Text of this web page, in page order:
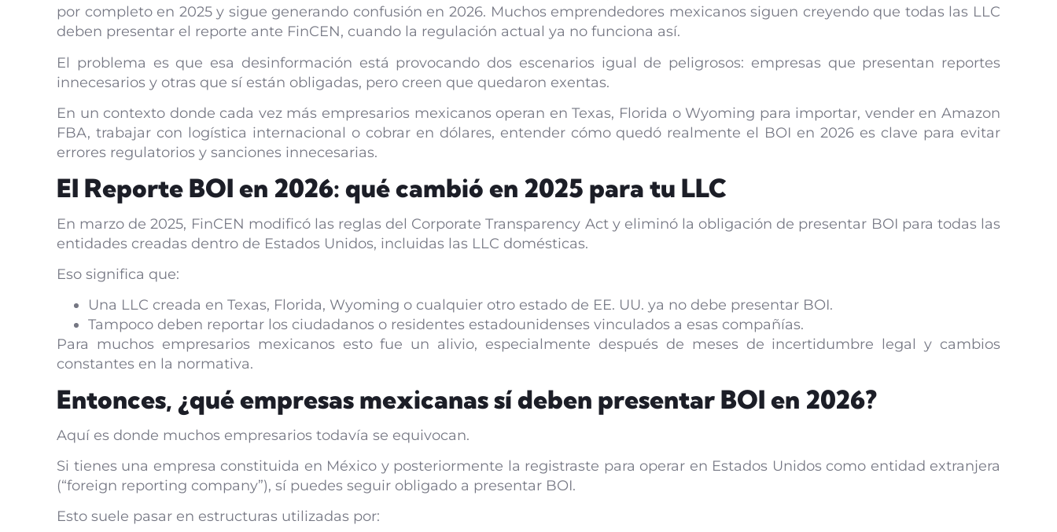
por completo en 2025 y sigue generando confusión en 2026. Muchos emprendedores mexicanos siguen creyendo que todas las LLC
deben presentar el reporte ante FinCEN, cuando la regulación actual ya no funciona así.
El problema es que esa desinformación está provocando dos escenarios igual de peligrosos: empresas que presentan reportes
innecesarios y otras que sí están obligadas, pero creen que quedaron exentas.
En un contexto donde cada vez más empresarios mexicanos operan en Texas, Florida o Wyoming para importar, vender en Amazon
FBA, trabajar con logística internacional o cobrar en dólares, entender cómo quedó realmente el BOI en 2026 es clave para evitar
errores regulatorios y sanciones innecesarias.
El Reporte BOI en 2026: qué cambió en 2025 para tu LLC
En marzo de 2025, FinCEN modificó las reglas del Corporate Transparency Act y eliminó la obligación de presentar BOI para todas las
entidades creadas dentro de Estados Unidos, incluidas las LLC domésticas.
Eso significa que:
Una LLC creada en Texas, Florida, Wyoming o cualquier otro estado de EE. UU. ya no debe presentar BOI.
Tampoco deben reportar los ciudadanos o residentes estadounidenses vinculados a esas compañías.
Para muchos empresarios mexicanos esto fue un alivio, especialmente después de meses de incertidumbre legal y cambios
constantes en la normativa.
Entonces, ¿qué empresas mexicanas sí deben presentar BOI en 2026?
Aquí es donde muchos empresarios todavía se equivocan.
Si tienes una empresa constituida en México y posteriormente la registraste para operar en Estados Unidos como entidad extranjera
(“foreign reporting company”), sí puedes seguir obligado a presentar BOI.
Esto suele pasar en estructuras utilizadas por: